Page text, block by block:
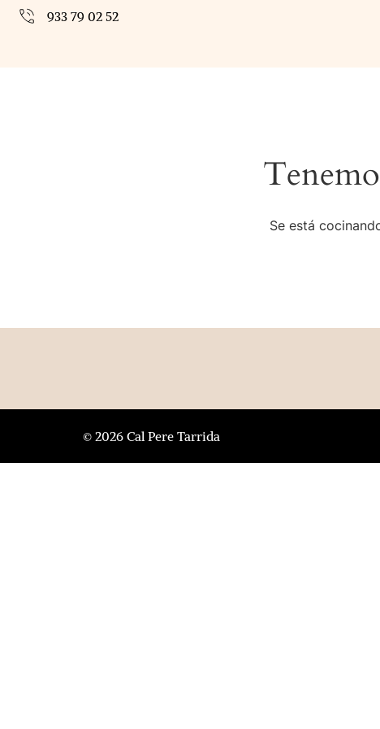
933 79 02 52
Se está
© 2026 Cal Pere Tarrida